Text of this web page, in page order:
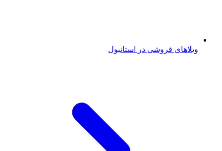
ویلاهای فروشی در استانبول